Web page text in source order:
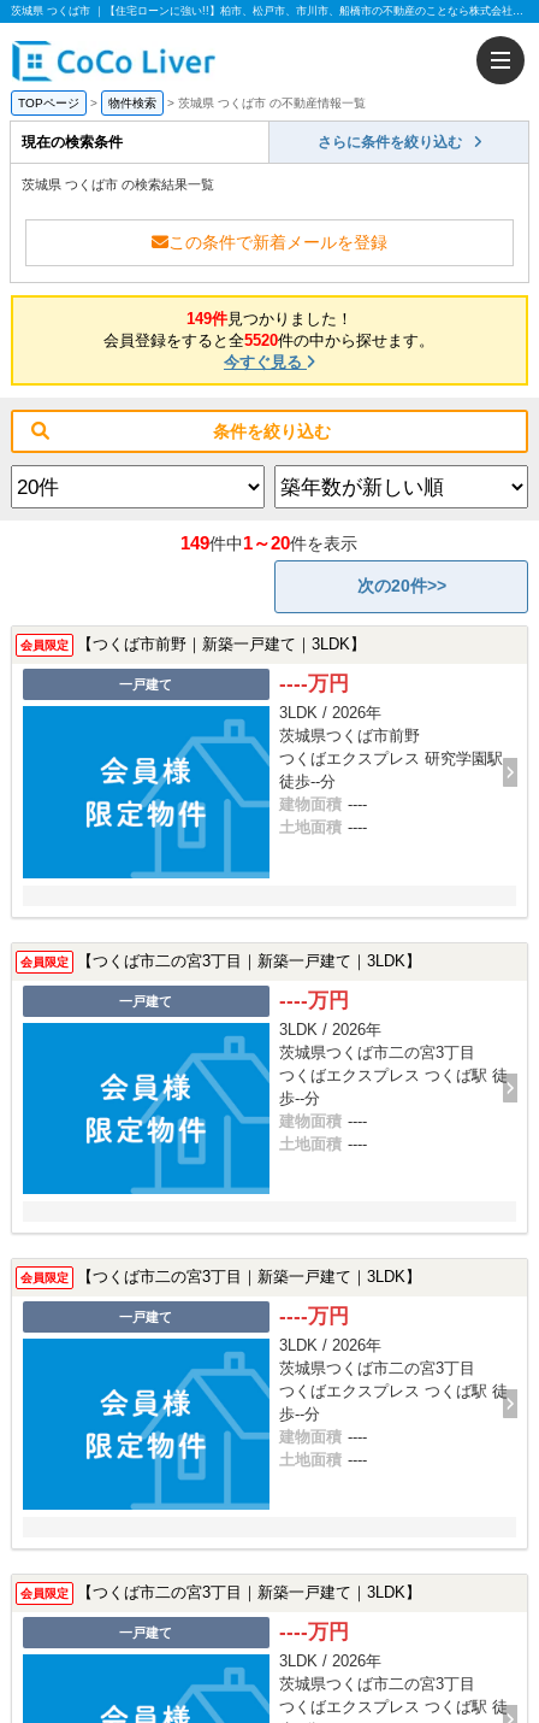
茨城県 つくば市 ｜【住宅ローンに強い!!】柏市、松戸市、市川市、船橋市の不動産のことなら株式会社ココリバー
TOPページ 物件検索 茨城県 つくば市 の不動産情報一覧
現在の検索条件 さらに条件を絞り込む
茨城県 つくば市 の検索結果一覧
この条件で新着メールを登録
149件見つかりました！
会員登録をすると全5520件の中から探せます。
今すぐ見る
条件を絞り込む
149件中1～20件を表示
次の20件>>
会員限定 【つくば市前野｜新築一戸建て｜3LDK】
一戸建て ----万円
3LDK / 2026年
茨城県つくば市前野
つくばエクスプレス 研究学園駅
徒歩--分
建物面積 ----
土地面積 ----
会員限定 【つくば市二の宮3丁目｜新築一戸建て｜3LDK】
一戸建て ----万円
3LDK / 2026年
茨城県つくば市二の宮3丁目
つくばエクスプレス つくば駅 徒
歩--分
建物面積 ----
土地面積 ----
会員限定 【つくば市二の宮3丁目｜新築一戸建て｜3LDK】
一戸建て ----万円
3LDK / 2026年
茨城県つくば市二の宮3丁目
つくばエクスプレス つくば駅 徒
歩--分
建物面積 ----
土地面積 ----
会員限定 【つくば市二の宮3丁目｜新築一戸建て｜3LDK】
一戸建て ----万円
3LDK / 2026年
茨城県つくば市二の宮3丁目
つくばエクスプレス つくば駅 徒